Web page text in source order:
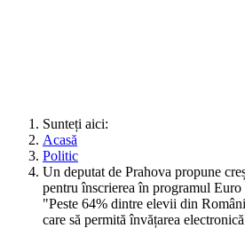
Sunteți aici:
Acasă
Politic
Un deputat de Prahova propune
pentru înscrierea în programul
"Peste 64% dintre elevii din
care să permită învățarea